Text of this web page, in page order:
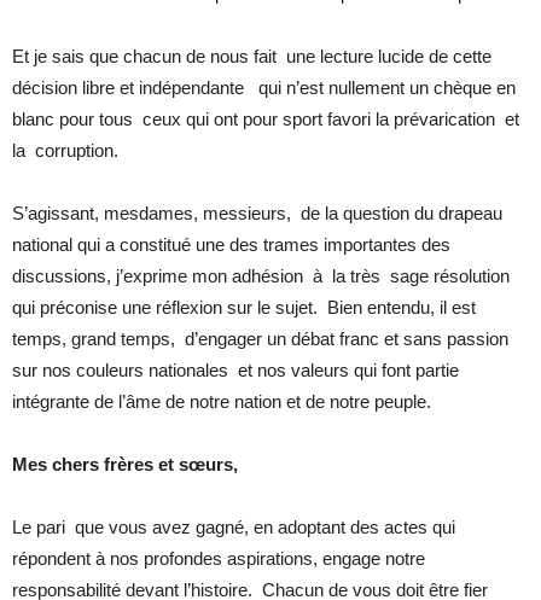
Et je sais que chacun de nous fait une lecture lucide de cette
décision libre et indépendante qui n’est nullement un chèque en
blanc pour tous ceux qui ont pour sport favori la prévarication et
la corruption.
S’agissant, mesdames, messieurs, de la question du drapeau
national qui a constitué une des trames importantes des
discussions, j’exprime mon adhésion à la très sage résolution
qui préconise une réflexion sur le sujet. Bien entendu, il est
temps, grand temps, d’engager un débat franc et sans passion
sur nos couleurs nationales et nos valeurs qui font partie
intégrante de l’âme de notre nation et de notre peuple.
Mes chers frères et sœurs,
Le pari que vous avez gagné, en adoptant des actes qui
répondent à nos profondes aspirations, engage notre
responsabilité devant l’histoire. Chacun de vous doit être fier